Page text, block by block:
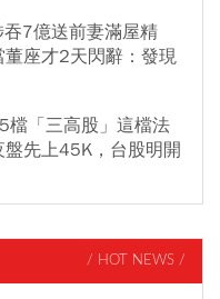
7億送前妻滿屋精
座才2天閃辭：發現
「三高股」這檔法
先上45K，台股明開
/ HOT NEWS /